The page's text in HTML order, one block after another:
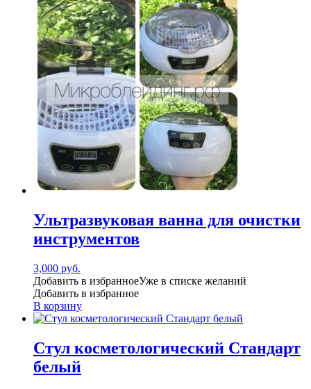
Ультразвуковая ванна для очистки
инструментов
3,000 руб.
Добавить в избранноеУже в списке желаний
Добавить в избранное
В корзину
Стул косметологический Стандарт
белый